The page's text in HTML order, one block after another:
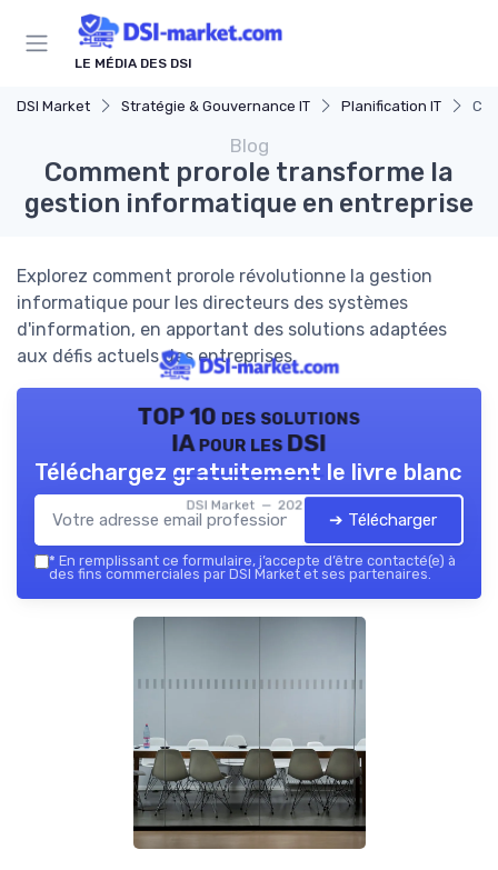
LE MÉDIA DES DSI
DSI Market Stratégie & Gouvernance IT Planification IT
Blog
Comment prorole transforme la
gestion informatique en entreprise
Explorez comment prorole révolutionne la gestion
informatique pour les directeurs des systèmes
d'information, en apportant des solutions adaptées
aux défis actuels des entreprises.
TOP 10 des solutions
IA pour les DSI
DSI Market — 2026
Téléchargez gratuitement le livre blanc
➔ Télécharger
* En remplissant ce formulaire, j’accepte d’être contacté(e) à
des fins commerciales par DSI Market et ses partenaires.
Panneau de gestion des cookies